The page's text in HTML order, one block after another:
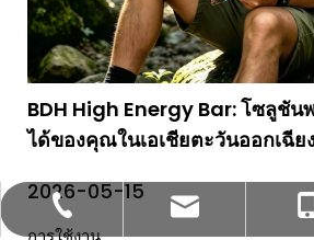
BDH High Energy Bar: โซลูชัน
ได้ของคุณในเอเชียตะวันออกเฉีย
2026-05-15
+86-335-3957085
+86- 13133515208
+86 13133515208